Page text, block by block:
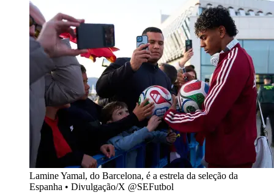
Lamine Yamal, do Barcelona, é a estrela da seleção da
Espanha • Divulgação/X @SEFutbol